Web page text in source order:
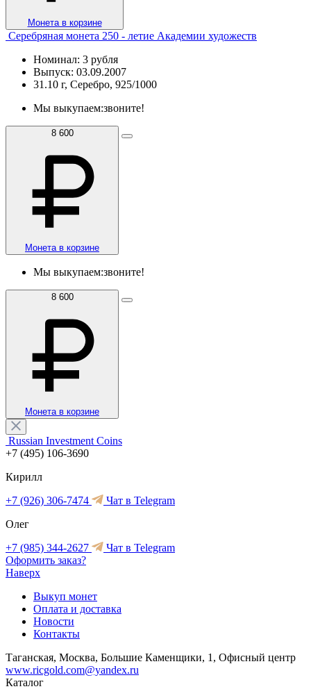
Монета в корзине
Серебряная монета 250 - летие Академии художеств
Номинал: 3 рубля
Выпуск: 03.09.2007
31.10 г, Серебро, 925/1000
Мы выкупаем:звоните!
8 600
Монета в корзине
Мы выкупаем:звоните!
8 600
Монета в корзине
Russian Investment Coins
+7 (495) 106-3690
Кирилл
+7 (926) 306-7474
Чат в Telegram
Олег
+7 (985) 344-2627
Чат в Telegram
Оформить заказ?
Наверх
Выкуп монет
Оплата и доставка
Новости
Контакты
Таганская, Москва, Большие Каменщики, 1, Офисный центр
www.ricgold.com@yandex.ru
Каталог